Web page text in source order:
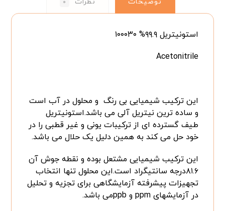
۰
استونیتریل ۹۹.۹% ۱۰۰۰۳۰
Acetonitrile
این ترکیب شیمیایی بی رنگ و محلول در آب است
و ساده ترین نیتریل آلی می باشد.استونیتریل
طیف گسترده ای از ترکیبات یونی و غیر قطبی را در
خود حل می کند به همین دلیل یک حلال می باشد.
این ترکیب شیمیایی مشتعل بوده و نقطه جوش آن
۸۱.۶درجه سانتیگراد است.این محلول تنها انتخاب
تجهیزات پیشرفته آزمایشگاهی برای تجزیه و تحلیل
در آزمایشهای ppm و ppbمی باشد.